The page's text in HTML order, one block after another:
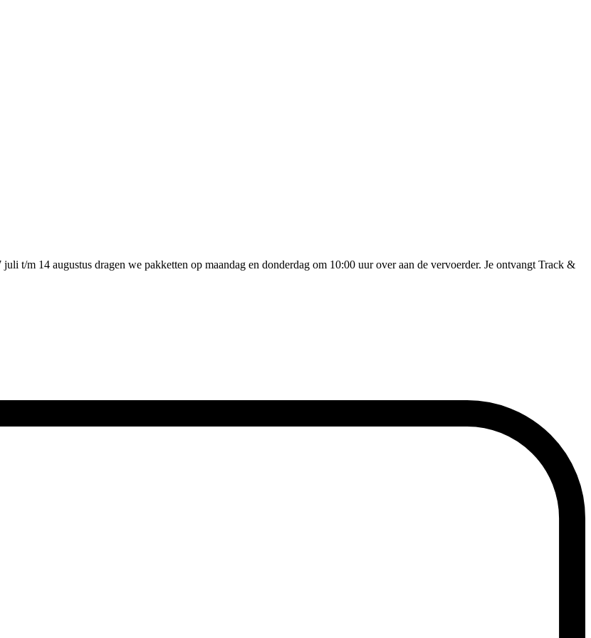
juli t/m 14 augustus dragen we pakketten op maandag en donderdag om 10:00 uur over aan de vervoerder. Je ontvangt Track &